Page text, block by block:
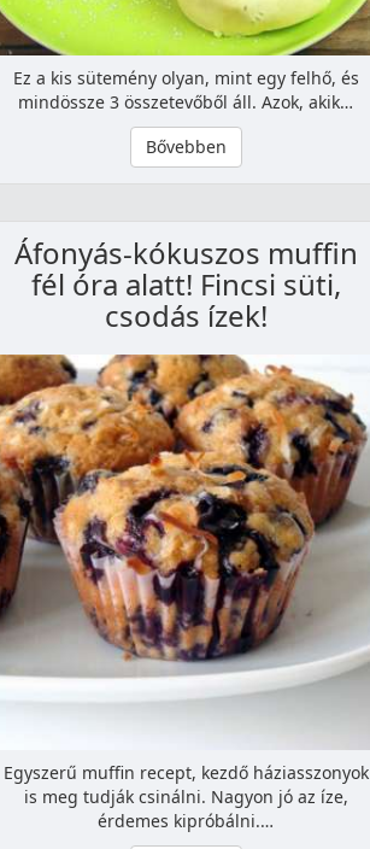
Ez a kis sütemény olyan, mint egy felhő, és
mindössze 3 összetevőből áll. Azok, akik…
Bővebben
Áfonyás-kókuszos muffin
fél óra alatt! Fincsi süti,
csodás ízek!
Egyszerű muffin recept, kezdő háziasszonyok
is meg tudják csinálni. Nagyon jó az íze,
érdemes kipróbálni.…